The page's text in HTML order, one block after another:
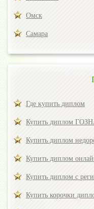
Омск
Самара
Где купить диплом
Купить диплом
Купить диплом
Купить диплом
Купить диплом с
Купить корочки